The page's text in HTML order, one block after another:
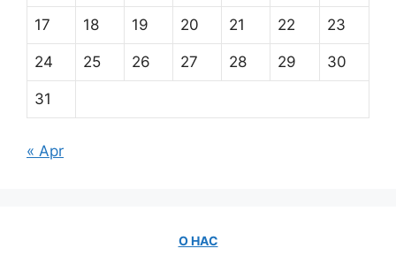
17 18 19 20 21 22 23
24 25 26 27 28 29 30
31
« Apr
О НАС